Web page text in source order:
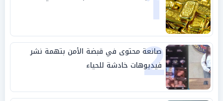
2
صانعة محتوى في قبضة الأمن بتهمة نشر
فيديوهات خادشة للحياء